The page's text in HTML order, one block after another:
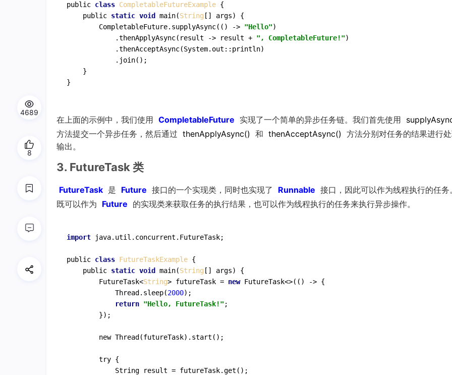
public class CompletableFutureExample {
    public
static void main(String [] args) {
        CompletableFuture.supplyAsync
(() -> "Hello")
            .
thenApplyAsync(result -> result + ", CompletableFuture!")
            .
thenAcceptAsync(System.out::println)
            .
join() ;
    }
在上面的示例中，我们使用 CompletableFuture 实现了一个简单的异步任务链。我们首先使用
方法提交一个异步任务，然后通过 thenApplyAsync() 和 thenAcceptAsync() 方法分别对任务的结果进行
输出。
3. FutureTask 类
FutureTask 是 Future 接口的一个实现类，同时也实现了 Runnable 接口，因此可以作为线程执行的任务
既可以作为 Future 的实现类来获取任务的执行结果，也可以作为线程执行的任务来执行异步操作。
import java.util.concurrent.FutureTask;
public class FutureTaskExample {
    public
static void main(String [] args) {
        FutureTask<
String> futureTask = new FutureTask<>(() -> {
            Thread.sleep(
2000);
return "Hello, FutureTask!" ;
        })
;
new Thread (futureTask) . start () ;
try {
String
result = futureTask.get () ;
4689
8